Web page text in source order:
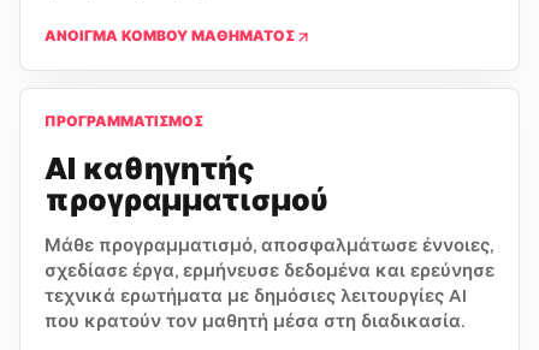
ΆΝΟΙΓΜΑ ΚΌΜΒΟΥ ΜΑΘΉΜΑΤΟΣ
ΠΡΟΓΡΑΜΜΑΤΙΣΜΌΣ
AI καθηγητής
προγραμματισμού
Μάθε προγραμματισμό, αποσφαλμάτωσε έννοιες,
σχεδίασε έργα, ερμήνευσε δεδομένα και ερεύνησε
τεχνικά ερωτήματα με δημόσιες λειτουργίες AI
που κρατούν τον μαθητή μέσα στη διαδικασία.